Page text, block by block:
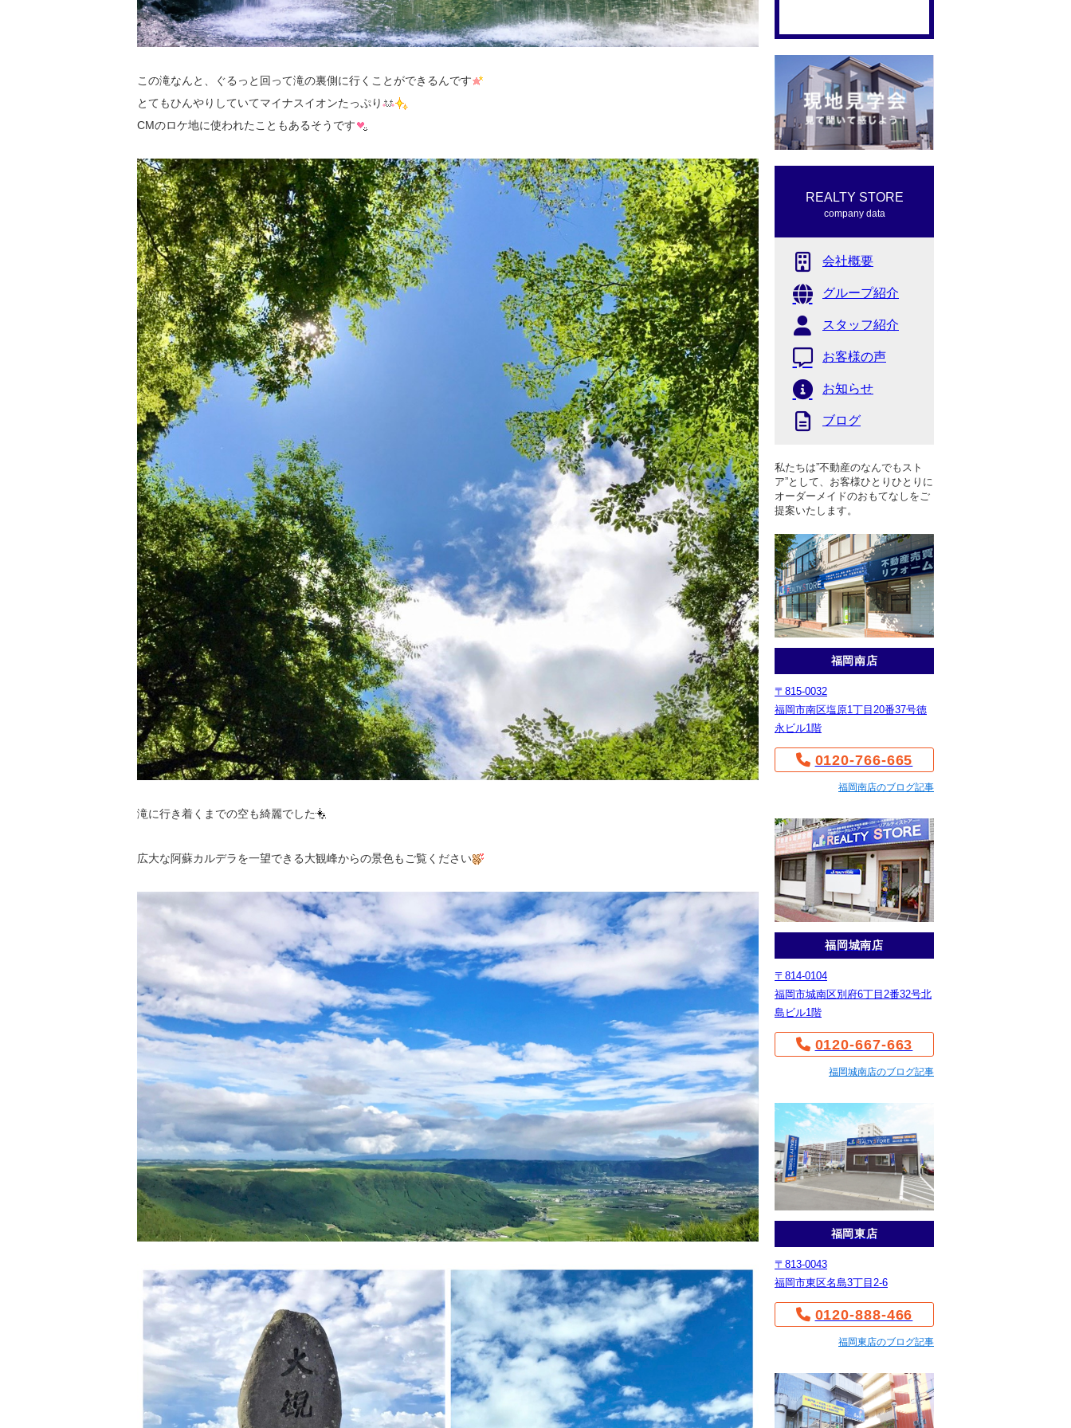
この滝なんと、ぐるっと回って滝の裏側に行くことができるんです
とてもひんやりしていてマイナスイオンたっぷり
CMのロケ地に使われたこともあるそうです
滝に行き着くまでの空も綺麗でした
広大な阿蘇カルデラを一望できる大観峰からの景色もご覧ください
REALTY STORE
company data
会社概要
グループ紹介
スタッフ紹介
お客様の声
お知らせ
ブログ
私たちは”不動産のなんでもスト
ア”として、お客様ひとりひとりに
オーダーメイドのおもてなしをご
提案いたします。
福岡南店
〒815-0032
福岡市南区塩原1丁目20番37号徳
永ビル1階
0120-766-665
福岡南店のブログ記事
福岡城南店
〒814-0104
福岡市城南区別府6丁目2番32号北
島ビル1階
0120-667-663
福岡城南店のブログ記事
福岡東店
〒813-0043
福岡市東区名島3丁目2-6
0120-888-466
福岡東店のブログ記事